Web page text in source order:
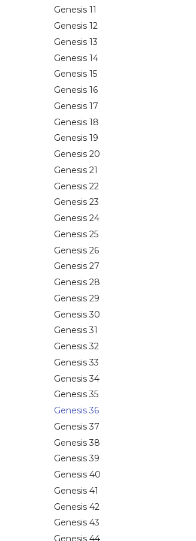
Genesis 11
Genesis 12
Genesis 13
Genesis 14
Genesis 15
Genesis 16
Genesis 17
Genesis 18
Genesis 19
Genesis 20
Genesis 21
Genesis 22
Genesis 23
Genesis 24
Genesis 25
Genesis 26
Genesis 27
Genesis 28
Genesis 29
Genesis 30
Genesis 31
Genesis 32
Genesis 33
Genesis 34
Genesis 35
Genesis 36
Genesis 37
Genesis 38
Genesis 39
Genesis 40
Genesis 41
Genesis 42
Genesis 43
Genesis 44